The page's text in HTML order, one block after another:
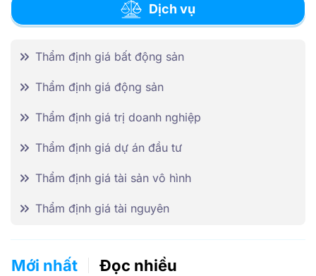
Dịch vụ
Thẩm định giá bất động sản
Thẩm định giá động sản
Thẩm định giá trị doanh nghiệp
Thẩm định giá dự án đầu tư
Thẩm định giá tài sản vô hình
Thẩm định giá tài nguyên
Mới nhất Đọc nhiều